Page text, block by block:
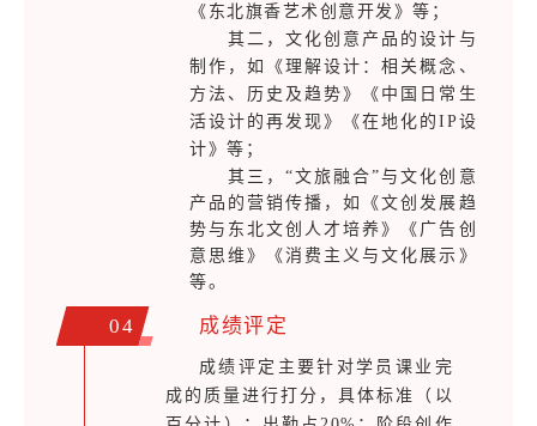
《东北旗香艺术创意开发》等；
其二，文化创意产品的设计与
制作，如《理解设计：相关概念、
方法、历史及趋势》《中国日常生
活设计的再发现》《在地化的IP设
计》等；
其三，“文旅融合”与文化创意
产品的营销传播，如《文创发展趋
势与东北文创人才培养》《广告创
意思维》《消费主义与文化展示》
等。
04 成绩评定
成绩评定主要针对学员课业完
成的质量进行打分，具体标准（以